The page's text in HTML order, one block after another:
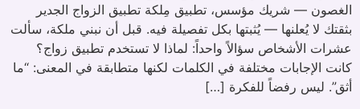
الغصون — شريك مؤسس، تطبيق مِلكة تطبيق الزواج الجدير
بثقتك لا يُعلنها — يُثبتها بكل تفصيلة فيه. قبل أن نبني ملكة، سألت
عشرات الأشخاص سؤالاً واحداً: لماذا لا تستخدم تطبيق زواج؟
كانت الإجابات مختلفة في الكلمات لكنها متطابقة في المعنى: “ما
أثق”. ليس رفضاً للفكرة […]